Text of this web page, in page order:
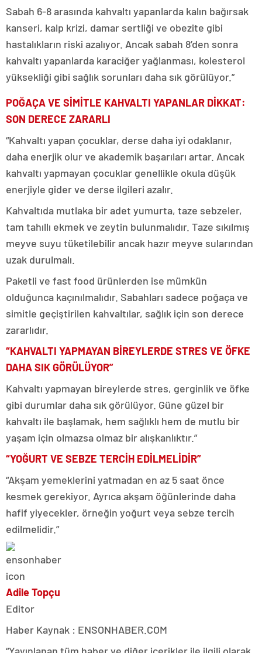
Sabah 6-8 arasında kahvaltı yapanlarda kalın bağırsak
kanseri, kalp krizi, damar sertliği ve obezite gibi
hastalıkların riski azalıyor. Ancak sabah 8’den sonra
kahvaltı yapanlarda karaciğer yağlanması, kolesterol
yüksekliği gibi sağlık sorunları daha sık görülüyor.”
POĞAÇA VE SİMİTLE KAHVALTI YAPANLAR DİKKAT:
SON DERECE ZARARLI
“Kahvaltı yapan çocuklar, derse daha iyi odaklanır,
daha enerjik olur ve akademik başarıları artar. Ancak
kahvaltı yapmayan çocuklar genellikle okula düşük
enerjiyle gider ve derse ilgileri azalır.
Kahvaltıda mutlaka bir adet yumurta, taze sebzeler,
tam tahıllı ekmek ve zeytin bulunmalıdır. Taze sıkılmış
meyve suyu tüketilebilir ancak hazır meyve sularından
uzak durulmalı.
Paketli ve fast food ürünlerden ise mümkün
olduğunca kaçınılmalıdır. Sabahları sadece poğaça ve
simitle geçiştirilen kahvaltılar, sağlık için son derece
zararlıdır.
“KAHVALTI YAPMAYAN BİREYLERDE STRES VE ÖFKE
DAHA SIK GÖRÜLÜYOR”
Kahvaltı yapmayan bireylerde stres, gerginlik ve öfke
gibi durumlar daha sık görülüyor. Güne güzel bir
kahvaltı ile başlamak, hem sağlıklı hem de mutlu bir
yaşam için olmazsa olmaz bir alışkanlıktır.”
“YOĞURT VE SEBZE TERCİH EDİLMELİDİR”
“Akşam yemeklerini yatmadan en az 5 saat önce
kesmek gerekiyor. Ayrıca akşam öğünlerinde daha
hafif yiyecekler, örneğin yoğurt veya sebze tercih
edilmelidir.”
Adile Topçu
Editor
Haber Kaynak : ENSONHABER.COM
“Yayınlanan tüm haber ve diğer içerikler ile ilgili olarak